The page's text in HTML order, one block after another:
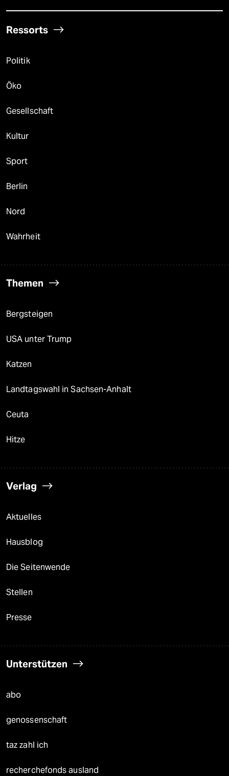
Ressorts
Politik
Öko
Gesellschaft
Kultur
Sport
Berlin
Nord
Wahrheit
Themen
Bergsteigen
USA unter Trump
Katzen
Landtagswahl in Sachsen-Anhalt
Ceuta
Hitze
Verlag
Aktuelles
Hausblog
Die Seitenwende
Stellen
Presse
Unterstützen
abo
genossenschaft
taz zahl ich
recherchefonds ausland